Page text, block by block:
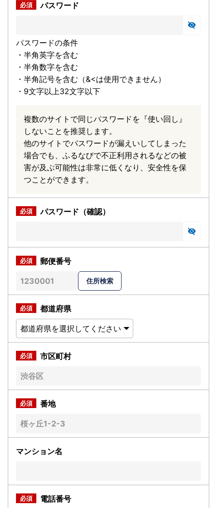
パスワード
パスワードの条件
・半角英字を含む
・半角数字を含む
・半角記号を含む（&<は使用できません）
・9文字以上32文字以下
複数のサイトで同じパスワードを『使い回し』
しないことを推奨します。
他のサイトでパスワードが漏えいしてしまった
場合でも、ふるなびで不正利用されるなどの被
害が及ぶ可能性は非常に低くなり、安全性を保
つことができます。
パスワード（確認）
郵便番号
都道府県
市区町村
番地
マンション名
電話番号